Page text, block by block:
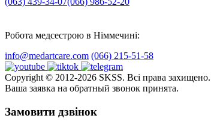
Робота медсестрою в Німмечині:
info@medartcare.com (066) 215-51-58
Copyright © 2012-2026 SKSS. Всі права захищено.
Ваша заявка на обратный звонок принята.
Замовити дзвінок